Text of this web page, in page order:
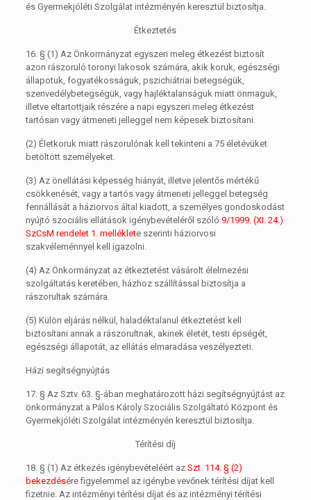
és Gyermekjóléti Szolgálat intézményén keresztül biztosítja.
Étkeztetés
16. § (1) Az Önkormányzat egyszeri meleg étkezést biztosít
azon rászoruló toronyi lakosok számára, akik koruk, egészségi
állapotuk, fogyatékosságuk, pszichiátriai betegségük,
szenvedélybetegségük, vagy hajléktalanságuk miatt önmaguk,
illetve eltartottjaik részére a napi egyszeri meleg étkezést
tartósan vagy átmeneti jelleggel nem képesek biztosítani.
(2) Életkoruk miatt rászorulónak kell tekinteni a 75 életévüket
betöltött személyeket.
(3) Az önellátási képesség hiányát, illetve jelentős mértékű
csökkenését, vagy a tartós vagy átmeneti jelleggel betegség
fennállását a háziorvos által kiadott, a személyes gondoskodást
nyújtó szociális ellátások igénybevételéről szóló 9/1999. (XI. 24.)
SzCsM rendelet 1. melléklete szerinti háziorvosi
szakvéleménnyel kell igazolni.
(4) Az Önkormányzat az étkeztetést vásárolt élelmezési
szolgáltatás keretében, házhoz szállítással biztosítja a
rászorultak számára.
(5) Külön eljárás nélkül, haladéktalanul étkeztetést kell
biztosítani annak a rászorultnak, akinek életét, testi épségét,
egészségi állapotát, az ellátás elmaradása veszélyezteti.
Házi segítségnyújtás
17. § Az Sztv. 63. §-ában meghatározott házi segítségnyújtást az
önkormányzat a Pálos Károly Szociális Szolgáltató Központ és
Gyermekjóléti Szolgálat intézményén keresztül biztosítja.
Térítési díj
18. § (1) Az étkezés igénybevételéért az Szt. 114. § (2)
bekezdésére figyelemmel az igénybe vevőnek térítési díjat kell
fizetnie. Az intézményi térítési díjat és az intézményi térítési